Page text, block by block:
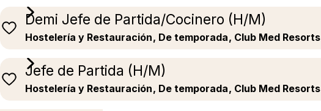
Demi Jefe de Partida/Cocinero (H/M)
Hostelería y Restauración, De temporada, Club Med Resorts
Jefe de Partida (H/M)
Hostelería y Restauración, De temporada, Club Med Resorts